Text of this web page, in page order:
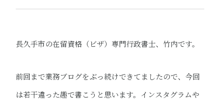
長久手市の在留資格（ビザ）専門行政書士、竹内です。
前回まで業務ブログをぶっ続けできてましたので、今回
は若干違った趣で書こうと思います。インスタグラムや